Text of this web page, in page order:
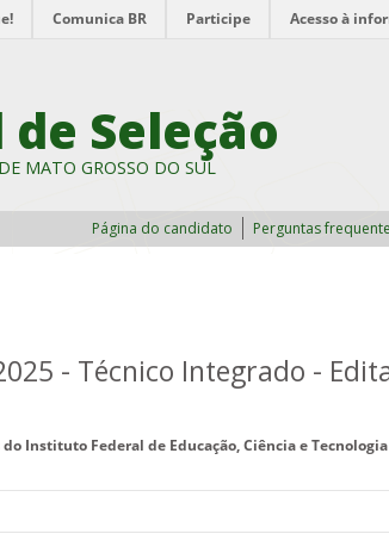
Comunica BR Participe Acesso à
Seleção
MATO GROSSO DO SUL
Página do candidato Perguntas
- Técnico Integrado -
Instituto Federal de Educação, Ciência e